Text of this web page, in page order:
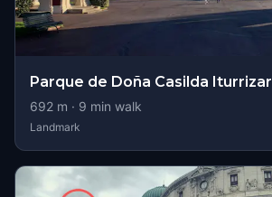
Parque de Doña Casilda Iturrizar
692 m · 9 min walk
Landmark